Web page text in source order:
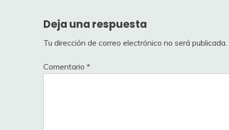
Deja una respuesta
Tu dirección de correo electrónico no será publicada.
Comentario *